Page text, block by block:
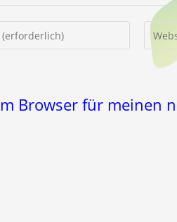
Gib
deine
Browser für meinen